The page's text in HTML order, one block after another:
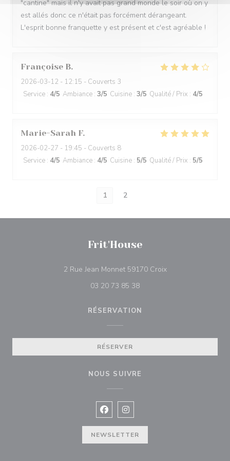
"cantine" mais il n'y avait pas grand monde le soir où on y
est allés donc ce n'était pas forcément dérangeant.
L'esprit bonne franquette y est présent et c'est agréable !
Françoise B
2026-03-12 - 12:15 - Couverts 3
Service : 4/5 Ambiance : 3/5 Cuisine : 3/5 Qualité / Prix : 4/5
Marie-Sarah F
2026-02-27 - 19:45 - Couverts 8
Service : 4/5 Ambiance : 4/5 Cuisine : 5/5 Qualité / Prix : 5/5
1 2
Frit'House
2 Rue Jean Monnet 59170 Croix((ouvre une
03 20 73 85 38
RÉSERVATION
RÉSERVER
NOUS SUIVRE
Facebook ((ouvre une nouvelle
Instagram ((ouvre une
NEWSLETTER